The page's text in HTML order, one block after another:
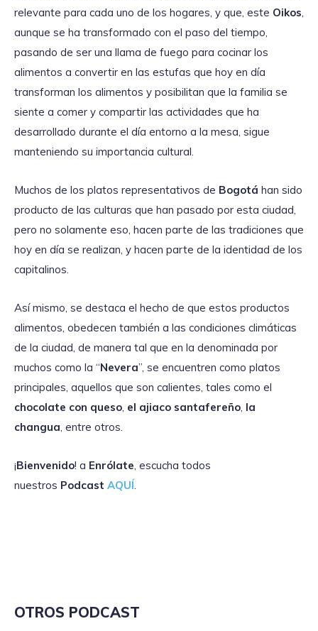
relevante para cada uno de los hogares, y que, este Oikos
aunque se ha transformado con el paso del tiempo,
pasando de ser una llama de fuego para cocinar los
alimentos a convertir en las estufas que hoy en día
transforman los alimentos y posibilitan que la familia se
siente a comer y compartir las actividades que ha
desarrollado durante el día entorno a la mesa, sigue
manteniendo su importancia cultural.
Muchos de los platos representativos de Bogotá han sido
producto de las culturas que han pasado por esta ciudad,
pero no solamente eso, hacen parte de las tradiciones que
hoy en día se realizan, y hacen parte de la identidad de los
capitalinos.
Así mismo, se destaca el hecho de que estos productos
alimentos, obedecen también a las condiciones climáticas
de la ciudad, de manera tal que en la denominada por
muchos como la “Nevera”, se encuentren como platos
principales, aquellos que son calientes, tales como el
chocolate con queso el ajiaco santafereño la
changua , entre otros.
¡Bienvenido! a Enrólate , escucha todos
nuestros Podcast AQUÍ
OTROS PODCAST